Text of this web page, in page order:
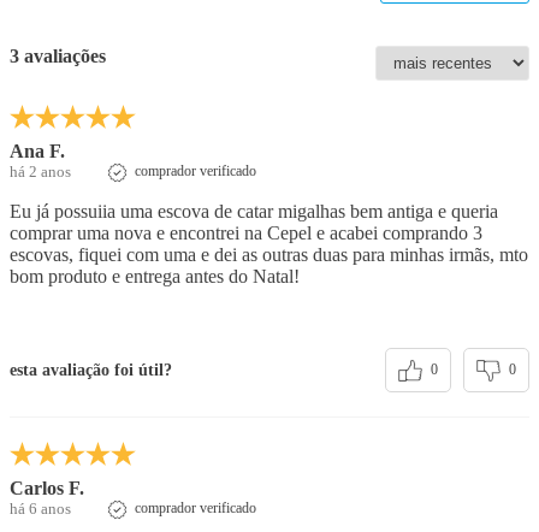
3 avaliações
Ana F.
há 2 anos comprador verificado
Eu já possuiia uma escova de catar migalhas bem antiga e queria
comprar uma nova e encontrei na Cepel e acabei comprando 3
escovas, fiquei com uma e dei as outras duas para minhas irmãs, mto
bom produto e entrega antes do Natal!
esta avaliação foi útil? 0 0
Carlos F.
há 6 anos comprador verificado